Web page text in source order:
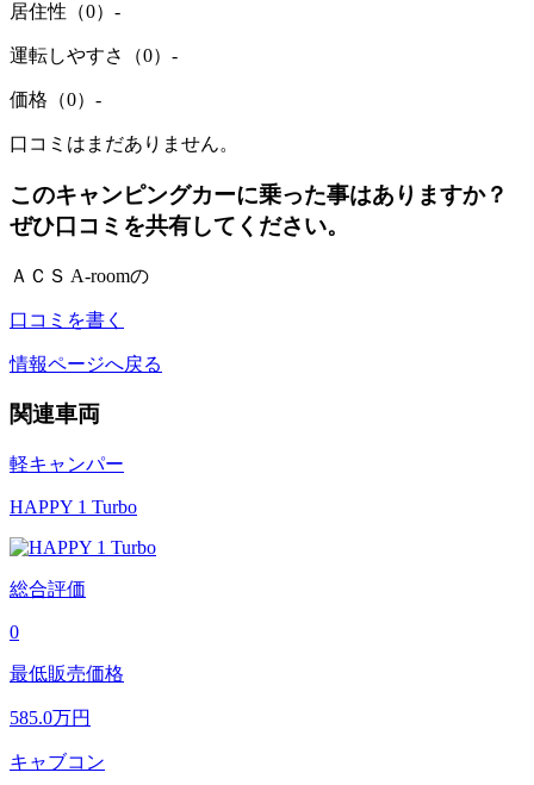
居住性（0） -
運転しやすさ（0） -
価格（0） -
口コミはまだありません。
このキャンピングカーに乗った事はありますか？
ぜひ口コミを共有してください。
ＡＣＳ A-roomの
口コミを書く
情報ページへ戻る
関連車両
軽キャンパー
HAPPY 1 Turbo
総合評価
0
最低販売価格
585.0万円
キャブコン